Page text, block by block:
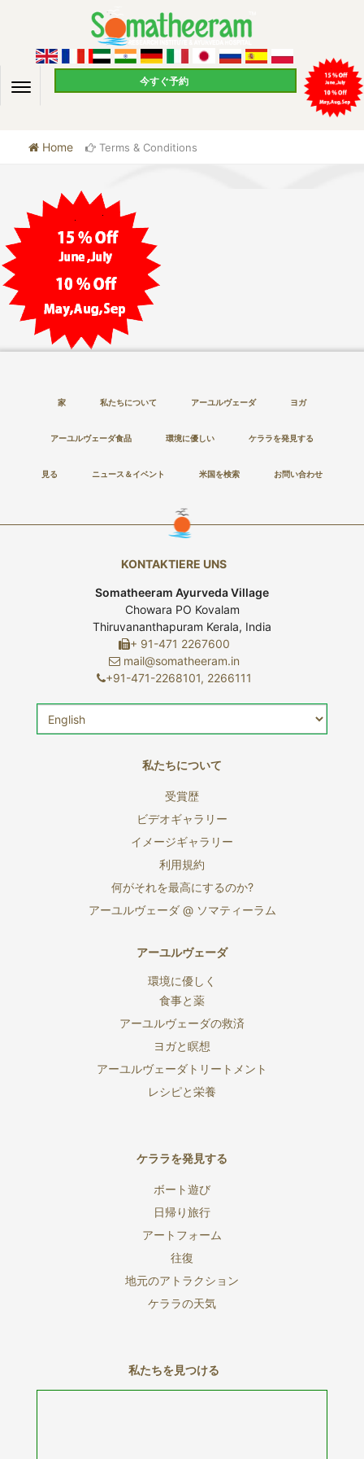
今すぐ予約
Home Terms & Conditions
家 私たちについて アーユルヴェーダ ヨガ
アーユルヴェーダ食品 環境に優しい ケララを発見する
見る ニュース＆イベント 米国を検索 お問い合わせ
KONTAKTIERE UNS
Somatheeram Ayurveda Village
Chowara PO Kovalam
Thiruvananthapuram Kerala, India
+ 91-471 2267600
mail@somatheeram.in
+91-471-2268101, 2266111
私たちについて
受賞歴
ビデオギャラリー
イメージギャラリー
利用規約
何がそれを最高にするのか?
アーユルヴェーダ @ ソマティーラム
アーユルヴェーダ
環境に優しく
食事と薬
アーユルヴェーダの救済
ヨガと瞑想
アーユルヴェーダトリートメント
レシピと栄養
ケララを発見する
ボート遊び
日帰り旅行
アートフォーム
往復
地元のアトラクション
ケララの天気
私たちを見つける